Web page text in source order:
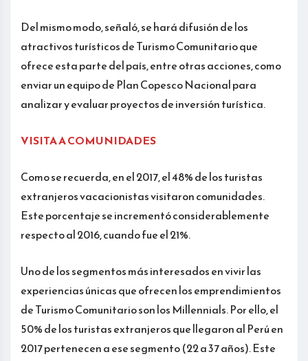
Del mismo modo, señaló, se hará difusión de los
atractivos turísticos de Turismo Comunitario que
ofrece esta parte del país, entre otras acciones, como
enviar un equipo de Plan Copesco Nacional para
analizar y evaluar proyectos de inversión turística.
VISITA A COMUNIDADES
Como se recuerda, en el 2017, el 48% de los turistas
extranjeros vacacionistas visitaron comunidades.
Este porcentaje se incrementó considerablemente
respecto al 2016, cuando fue el 21%.
Uno de los segmentos más interesados en vivir las
experiencias únicas que ofrecen los emprendimientos
de Turismo Comunitario son los Millennials. Por ello, el
50% de los turistas extranjeros que llegaron al Perú en
2017 pertenecen a ese segmento (22 a 37 años). Este